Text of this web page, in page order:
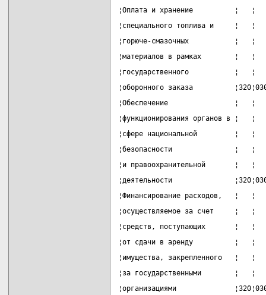
¦Оплата и хранение
¦специального топлива и
¦горюче-смазочных
¦материалов в рамках
¦государственного
¦оборонного заказа
¦Обеспечение                ¦
¦функционирования органов
¦сфере национальной
¦безопасности               ¦
¦и правоохранительной
¦деятельности
¦Финансирование расходов,
¦осуществляемое за счет
¦средств, поступающих
¦от сдачи в аренду          ¦
¦имущества, закрепленного
¦за государственными
¦организациями